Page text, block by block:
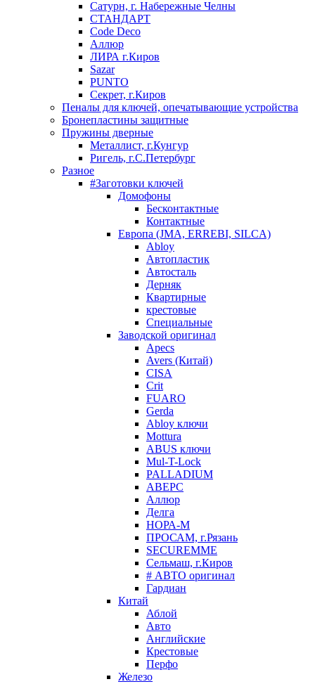
Сатурн, г. Набережные Челны
СТАНДАРТ
Code Deco
Аллюр
ЛИРА г.Киров
Sazar
PUNTO
Секрет, г.Киров
Пеналы для ключей, опечатывающие устройства
Бронепластины защитные
Пружины дверные
Металлист, г.Кунгур
Ригель, г.С.Петербург
Разное
#Заготовки ключей
Домофоны
Бесконтактные
Контактные
Европа (JMA, ERREBI, SILCA)
Abloy
Автопластик
Автосталь
Дерняк
Квартирные
крестовые
Специальные
Заводской оригинал
Apecs
Avers (Китай)
CISA
Crit
FUARO
Gerda
Abloy ключи
Mottura
ABUS ключи
Mul-T-Lock
PALLADIUM
АВЕРС
Аллюр
Делга
НОРА-М
ПРОСАМ, г.Рязань
SECUREMME
Сельмаш, г.Киров
# АВТО оригинал
Гардиан
Китай
Аблой
Авто
Английские
Крестовые
Перфо
Железо